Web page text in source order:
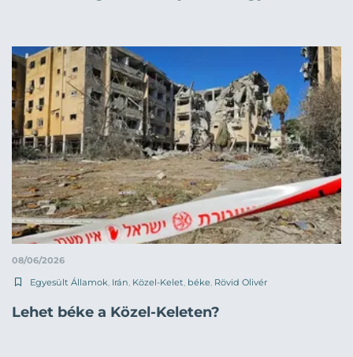
08/06/2026
Egyesült Államok Irán Közel-Kelet béke Rövid Olivér
Lehet béke a Közel-Keleten?